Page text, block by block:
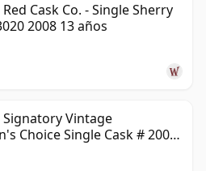
Cask Co. - Single Sherry
2008 13 años
Vintage
Choice Single Cask # 2009